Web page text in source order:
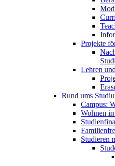
Projekte
Lehren
Rund ums
Campus:
Wohnen
Studieren